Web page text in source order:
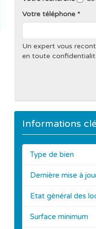
Votre téléphone
Un expert vous
en toute
Informations
Type de bien
Dernière mise à
Etat général des
Surface minimum